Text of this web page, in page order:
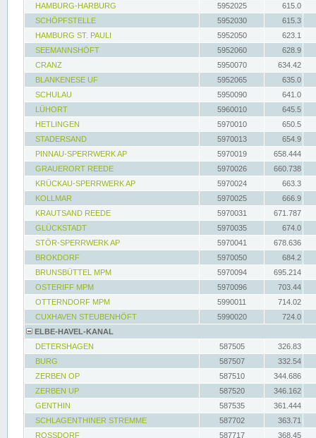
HAMBURG-HARBURG
5952025
615.0
SCHÖPFSTELLE
5952030
615.3
HAMBURG ST. PAULI
5952050
623.1
SEEMANNSHÖFT
5952060
628.9
CRANZ
5950070
634.42
BLANKENESE UF
5952065
635.0
SCHULAU
5950090
641.0
LÜHORT
5960010
645.5
HETLINGEN
5970010
650.5
STADERSAND
5970013
654.9
PINNAU-SPERRWERK AP
5970019
658.444
GRAUERORT REEDE
5970026
660.738
KRÜCKAU-SPERRWERK AP
5970024
663.3
KOLLMAR
5970025
666.9
KRAUTSAND REEDE
5970031
671.787
GLÜCKSTADT
5970035
674.0
STÖR-SPERRWERK AP
5970041
678.636
BROKDORF
5970050
684.2
BRUNSBÜTTEL MPM
5970094
695.214
OSTERIFF MPM
5970096
703.44
OTTERNDORF MPM
5990011
714.02
CUXHAVEN STEUBENHÖFT
5990020
724.0
ELBE-HAVEL-KANAL
DETERSHAGEN
587505
326.83
BURG
587507
332.54
ZERBEN OP
587510
344.686
ZERBEN UP
587520
346.162
GENTHIN
587535
361.444
SCHLAGENTHINER STREMME
587702
363.71
ROSSDORF
587717 368.45